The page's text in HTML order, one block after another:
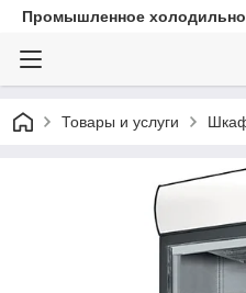
Промышленное
Товары и услуги